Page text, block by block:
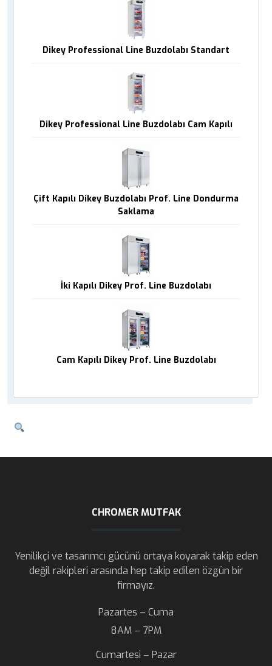
Dikey Professional Line Buzdolabı Standart
Dikey Professional Line Buzdolabı Cam Kapılı
Çift Kapılı Dikey Buzdolabı Prof. Line Dondurma
Saklama
İki Kapılı Dikey Prof. Line Buzdolabı
Cam Kapılı Dikey Prof. Line Buzdolabı
CHROMER MUTFAK
Yenilikçi ve tasarımcı gücünü ortaya koyarak takip eden
değil rakipleri arasında hep takip edilen özgün bir
firmayız.
Pazartes – Cuma
8AM – 7PM
Cumartesi – Pazar